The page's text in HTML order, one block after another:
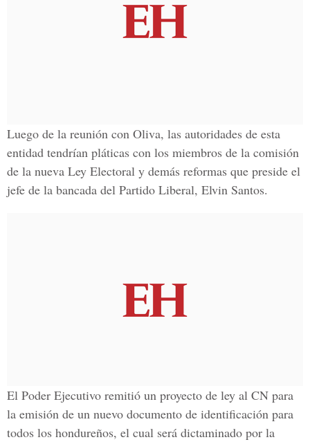
Luego de la reunión con Oliva, las autoridades de esta
entidad tendrían pláticas con los miembros de la comisión
de la nueva Ley Electoral y demás reformas que preside el
jefe de la bancada del Partido Liberal, Elvin Santos.
El Poder Ejecutivo remitió un proyecto de ley al CN para
la emisión de un nuevo documento de identificación para
todos los hondureños, el cual será dictaminado por la